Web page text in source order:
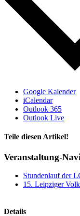
Google Kalender
iCalendar
Outlook 365
Outlook Live
Teile diesen Artikel!
Facebook
X
WhatsApp
Telegram
Veranstaltung-
Stundenlauf der
15. Leipziger
Details